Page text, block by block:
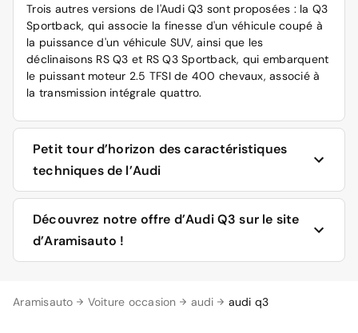
Aramisauto Voiture occasion audi audi q3
Trois autres versions de l'Audi Q3 sont proposées : la Q3
Sportback, qui associe la finesse d'un véhicule coupé à
la puissance d'un véhicule SUV, ainsi que les
déclinaisons RS Q3 et RS Q3 Sportback, qui embarquent
le puissant moteur 2.5 TFSI de 400 chevaux, associé à
la transmission intégrale quattro.
Petit tour d’horizon des caractéristiques
techniques de l’Audi
L'Audi Q3 est équipé de deux types de moteurs :
de 150 chevaux.
Découvrez notre offre d’Audi Q3 sur le site
d’Aramisauto !
offre en permanence sur son site des voitures neuves, 0